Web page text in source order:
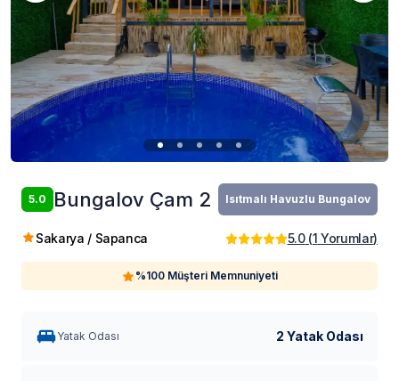
5.0 Bungalov Çam 2 Isıtmalı Havuzlu Bungalov
Sakarya / Sapanca 5.0(1 Yorumlar)
%100 Müşteri Memnuniyeti
Yatak Odası 2 Yatak Odası